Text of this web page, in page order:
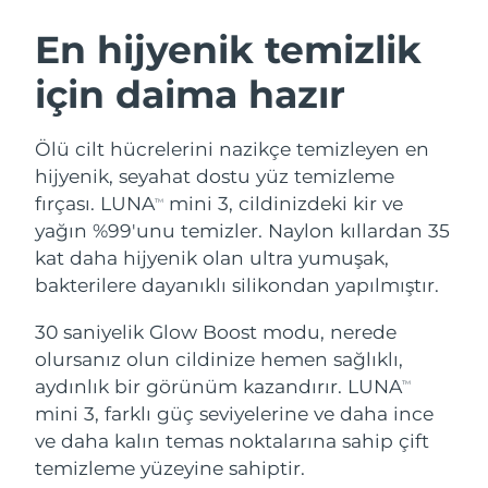
En hijyenik temizlik
için daima hazır
Ölü cilt hücrelerini nazikçe temizleyen en
hijyenik, seyahat dostu yüz temizleme
fırçası. LUNATM
mini 3, cildinizdeki kir ve
yağın %99'unu temizler. Naylon kıllardan 35
kat daha hijyenik olan ultra yumuşak,
bakterilere dayanıklı silikondan yapılmıştır.
30 saniyelik Glow Boost modu, nerede
olursanız olun cildinize hemen sağlıklı,
aydınlık bir görünüm kazandırır. LUNATM
mini 3, farklı güç seviyelerine ve daha ince
ve daha kalın temas noktalarına sahip çift
temizleme yüzeyine sahiptir.
LUNA™ 4 seti
Anti-aging massage
LUNA™ 4 Plus
LUNA™ 4 Men
For men, anti-aging massage
BEAR™ 2 seti
Microcurrent toning
BEAR™ 2 go
BEAR™ 2 eyes & lips
Microcurrent line smoothing device
Nemlendirme
UFO™ 3 seti
Deep facial hydration
UFO™ 3 LED
Near-infrared and red light therapy
device
Ağız bakımı
issa™ 4
Hybrid silicone sonic toothbrush
issa™ 4 plus
Smart hybrid silicone sonic toothbrush
FAQ™ YAŞLANMA KARŞITI BAKIM
Yaşlanma karşıtı LED bakım
Avusturya Tahmini teslim tarihi8/9/26
Bahreyn Tahmini teslim tarihi
Belçika Tahmini teslim tarihi 8/9/26
Bermuda Tahmini teslim tarihi8/15/26
Bosna-Hersek Tahmini teslim tarihi
Bulgaristan Tahmini teslim tarihi
Kanada Tahmini teslim tarihi8/13/26
Şili Tahmini teslim tarihi